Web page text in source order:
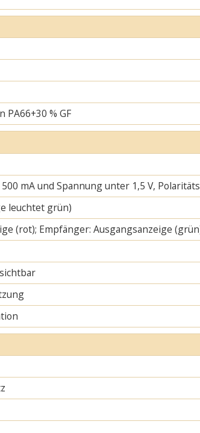
PA66+30 % GF
mA und Spannung unter 1,5 V,
leuchtet grün)
(rot); Empfänger: Ausgangsanzeige